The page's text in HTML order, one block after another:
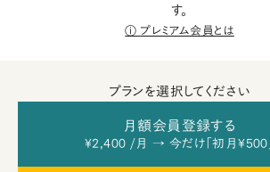
す。
プレミアム会員とは
プランを選択してください
月額会員登録する
¥2,400 /月 → 今だけ「初月¥500」